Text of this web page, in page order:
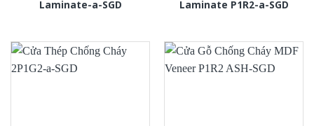
Laminate-a-SGD
Laminate P1R2-a-SGD